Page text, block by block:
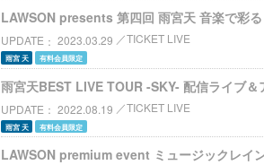
LAWSON presents 第四回 雨宮天 音楽で彩
UPDATE 2023.03.29 TICKET LIVE
雨宮 天 有料会員限定
雨宮天BEST LIVE TOUR -SKY- 配信ライブ
UPDATE 2022.08.19 TICKET LIVE
雨宮 天 有料会員限定
LAWSON premium event ミュージックレイ